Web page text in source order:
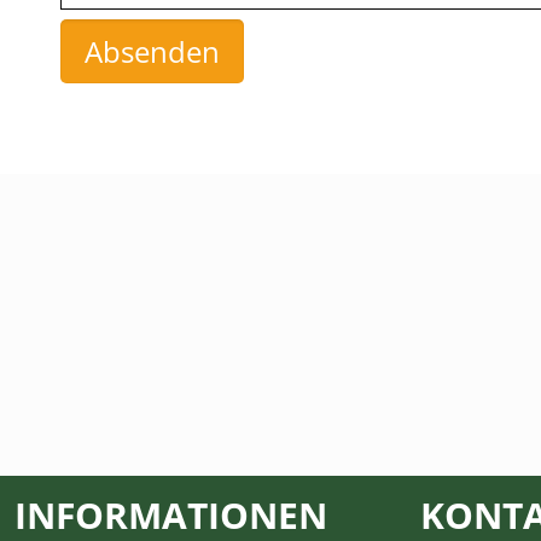
INFORMATIONEN